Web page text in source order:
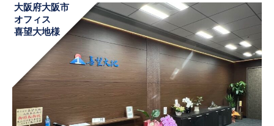
大阪府大阪市
オフィス
喜望大地様